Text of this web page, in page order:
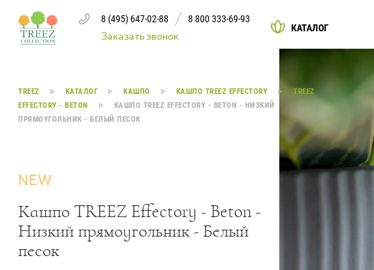
8 (495) 647-02-88 8 800 333-69-93
Заказать звонок
КАТАЛОГ
Каталог
Растения, кусты, мох и трава
Ампельные растения
Кашпо 259
TREEZ КАТАЛОГ КАШПО КАШПО TREEZ EFFECTORY
TREEZ
EFFECTORY - BETON
КАШПО TREEZ EFFECTORY - BETON - НИЗКИЙ
ПРЯМОУГОЛЬНИК - БЕЛЫЙ ПЕСОК
NEW
Кашпо TREEZ Effectory - Beton -
Низкий прямоугольник - Белый
песок